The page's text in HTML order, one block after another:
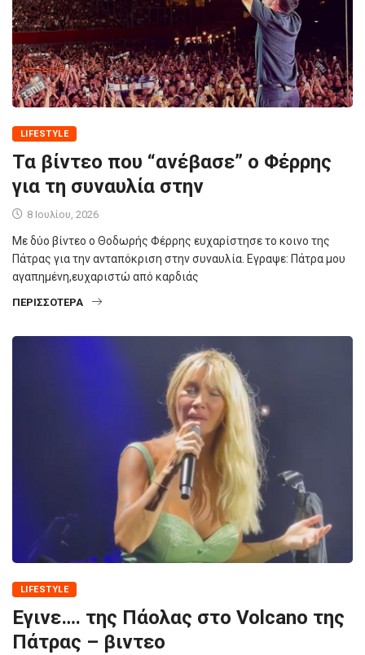
LIFESTYLE
Τα βίντεο που “ανέβασε” ο Φέρρης
για τη συναυλία στην
8 Ιουλίου, 2026
Με δύο βίντεο ο Θοδωρής Φέρρης ευχαρίστησε το κοινο της
Πάτρας για την ανταπόκριση στην συναυλία. Εγραψε: Πάτρα μου
αγαπημένη,ευχαριστώ από καρδιάς
ΠΕΡΙΣΣΌΤΕΡΑ
LIFESTYLE
Εγινε…. της Πάολας στο Volcano της
Πάτρας – βιντεο